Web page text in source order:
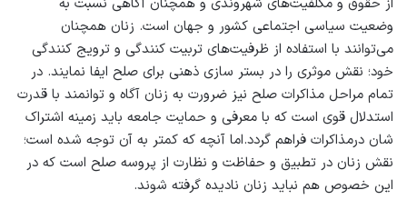
وضعیت سیاسی اجتماعی کشور و جهان است. زنان همچنان
می‌توانند با استفاده از ظرفیت‌های تربیت کنندگی و ترویج کنندگی
خود؛ نقش موثری را در بستر سازی ذهنی برای صلح ایفا نمایند. در
تمام مراحل مذاکرات صلح نیز ضرورت به زنان آگاه و توانمند با قدرت
استدلال قوی است که با معرفی و حمایت جامعه باید زمینه اشتراک
شان درمذاکرات فراهم گردد.اما آنچه که کمتر به آن توجه شده است؛
نقش زنان در تطبیق و حفاظت و نظارت از پروسه صلح است که در
این خصوص هم نباید زنان نادیده گرفته شوند.